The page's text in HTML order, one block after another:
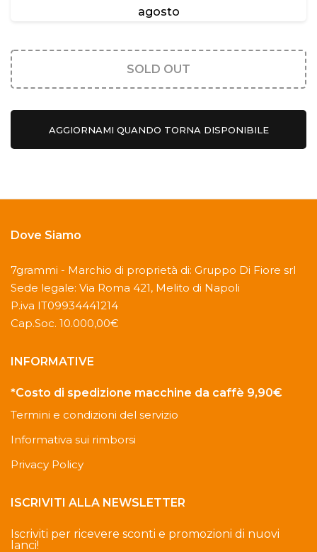
agosto
SOLD OUT
AGGIORNAMI QUANDO TORNA DISPONIBILE
Dove Siamo
7grammi - Marchio di proprietà di: Gruppo Di Fiore srl
Sede legale: Via Roma 421, Melito di Napoli
P.iva IT09934441214
Cap.Soc. 10.000,00€
INFORMATIVE
*Costo di spedizione macchine da caffè 9,90€
Termini e condizioni del servizio
Informativa sui rimborsi
Privacy Policy
ISCRIVITI ALLA NEWSLETTER
Iscriviti per ricevere sconti e promozioni di nuovi
lanci!